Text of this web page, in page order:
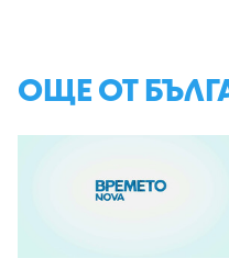
ОЩЕ ОТ